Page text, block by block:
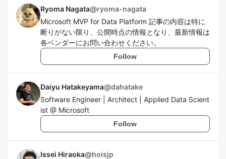
Ryoma Nagata@ryoma-nagata
Microsoft MVP for Data Platform 記事の内容は特に
断りがない限り、公開時点の情報となり、最新情報は
各ベンダーにお問い合わせください。
Follow
Daiyu Hatakeyama@dahatake
Software Engineer | Architect | Applied Data Scient
ist @ Microsoft
Follow
Issei Hiraoka@hoisjp